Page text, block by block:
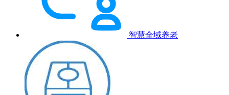
智慧全域养老